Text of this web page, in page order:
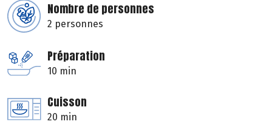
Nombre de personnes
2 personnes
Préparation
10 min
Cuisson
20 min